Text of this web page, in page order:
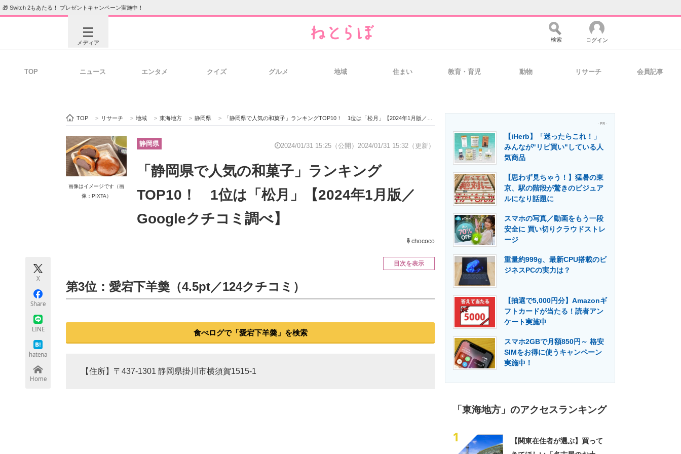
🎁 Switch 2もあたる！ プレゼントキャンペーン実施中！
メディア
ビジネスと働き方のヒント 経営リーダーのコミュニティ マーケ×ITの今がよく分かる
ITエンジニア向け専門サイト IT製品の技術・比較・事例 製造業のIT導入・活用を支援
エネルギーの専門メディア 建設×テクノロジーの最前線
ちょっと気になるネットの話題
検索 ログイン
TOP ニュース エンタメ クイズ グルメ 地域 住まい 教育・育児 動物 リサーチ 会員記事
TOP > リサーチ > 地域 > 東海地方 > 静岡県 > 「静岡県で人気の和菓子」ランキングTOP10！ 1位は「松月」【2024年1月版／Googleクチコミ調べ】
画像はイメージです（画
像：PIXTA）
静岡県 2024/01/31 15:25（公開） 2024/01/31 15:32（更新）
「静岡県で人気の和菓子」ランキング
TOP10！ 1位は「松月」【2024年1月版／
Googleクチコミ調べ】
chococo
X
Share
LINE
hatena
Home
目次を表示
第3位：愛宕下羊羮（4.5pt／124クチコミ）
食べログで「愛宕下羊羮」を検索
【住所】〒437-1301 静岡県掛川市横須賀1515-1
- PR -
【iHerb】「迷ったらこれ！」
みんなが"リピ買い"している人
気商品
【思わず見ちゃう！】猛暑の東
京、駅の階段が驚きのビジュア
ルになり話題に
スマホの写真／動画をもう一段
安全に 買い切りクラウドストレ
ージ
重量約999g、最新CPU搭載のビ
ジネスPCの実力は？
【抽選で5,000円分】Amazonギ
フトカードが当たる！読者アン
ケート実施中
スマホ2GBで月額850円～ 格安
SIMをお得に使うキャンペーン
実施中！
「東海地方」のアクセスランキング
1
【関東在住者が選ぶ】買って